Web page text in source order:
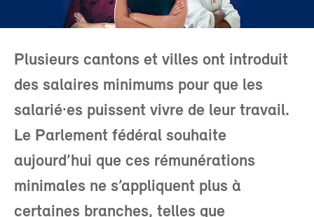
Plusieurs cantons et villes ont introduit
des salaires minimums pour que les
salarié·es puissent vivre de leur travail.
Le Parlement fédéral souhaite
aujourd’hui que ces rémunérations
minimales ne s’appliquent plus à
certaines branches, telles que